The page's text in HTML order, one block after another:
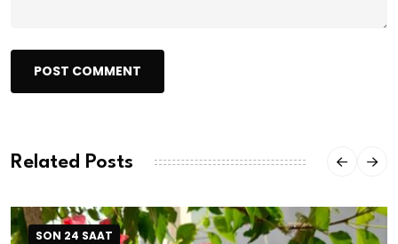
POST COMMENT
Related Posts
SON 24 SAAT